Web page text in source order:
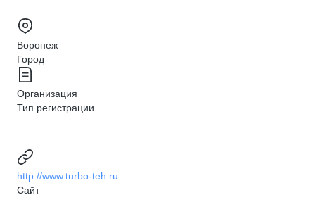
Воронеж
Город
Организация
Тип регистрации
http://www.turbo-teh.ru
Сайт